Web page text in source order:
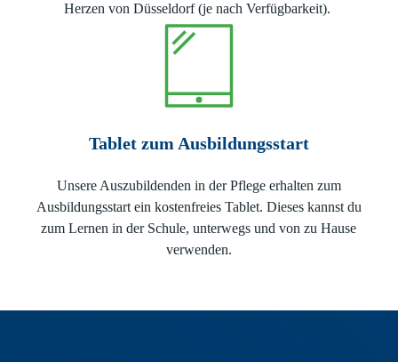
Herzen von Düsseldorf (je nach Verfügbarkeit).
Tablet zum Ausbildungsstart
Unsere Auszubildenden in der Pflege erhalten zum
Ausbildungsstart ein kostenfreies Tablet. Dieses kannst du
zum Lernen in der Schule, unterwegs und von zu Hause
verwenden.